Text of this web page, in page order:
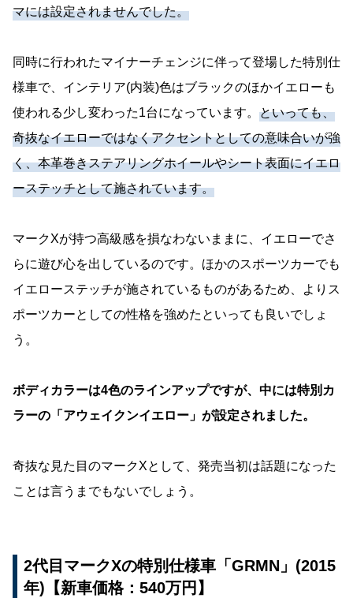
マには設定されませんでした。
同時に行われたマイナーチェンジに伴って登場した特別仕
様車で、インテリア(内装)色はブラックのほかイエローも
使われる少し変わった1台になっています。 といっても、
奇抜なイエローではなくアクセントとしての意味合いが強
く、本革巻きステアリングホイールやシート表面にイエロ
ーステッチとして施されています。
マークXが持つ高級感を損なわないままに、イエローでさ
らに遊び心を出しているのです。ほかのスポーツカーでも
イエローステッチが施されているものがあるため、よりス
ポーツカーとしての性格を強めたといっても良いでしょ
う。
ボディカラーは4色のラインアップですが、中には特別カ
ラーの「アウェイクンイエロー」が設定されました。
奇抜な見た目のマークXとして、発売当初は話題になった
ことは言うまでもないでしょう。
2代目マークXの特別仕様車「GRMN」(2015
年)【新車価格：540万円】